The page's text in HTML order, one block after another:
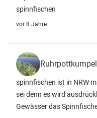
spinnfischen
vor 8 Jahre
Ruhrpottkumpel
spinnfischen ist in NRW
sei denn es wird
Gewässer das